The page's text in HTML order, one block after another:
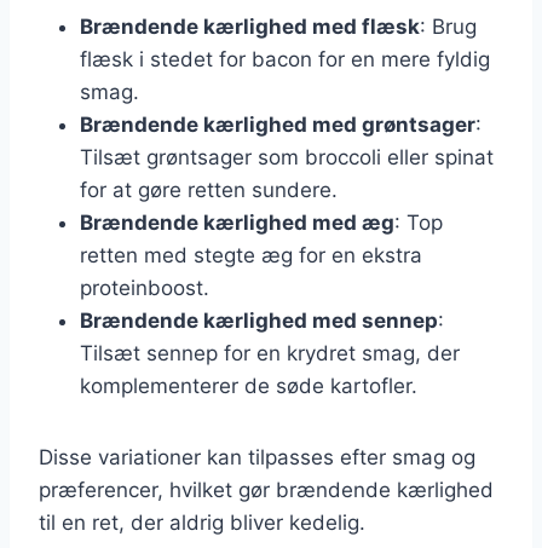
Brændende kærlighed med flæsk: Brug
flæsk i stedet for bacon for en mere fyldig
smag.
Brændende kærlighed med grøntsager:
Tilsæt grøntsager som broccoli eller spinat
for at gøre retten sundere.
Brændende kærlighed med æg: Top
retten med stegte æg for en ekstra
proteinboost.
Brændende kærlighed med sennep:
Tilsæt sennep for en krydret smag, der
komplementerer de søde kartofler.
Disse variationer kan tilpasses efter smag og
præferencer, hvilket gør brændende kærlighed
til en ret, der aldrig bliver kedelig.